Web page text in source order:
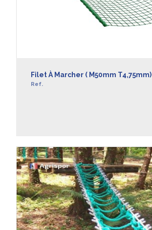
Filet À Marcher ( M50mm T4,75mm)
Ref.